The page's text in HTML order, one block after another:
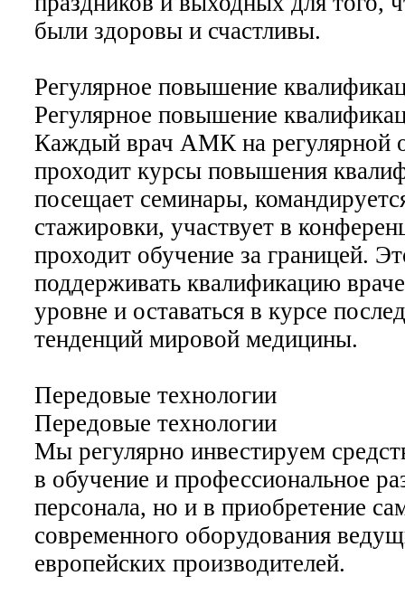
были здоровы и счастливы.
Регулярное повышение
Регулярное повышение
Каждый врач АМК на регулярной
проходит курсы повышения
посещает семинары,
стажировки, участвует в
проходит обучение за границей.
поддерживать квалификацию
уровне и оставаться в курсе
тенденций мировой медицины.
Передовые технологии
Передовые технологии
Мы регулярно инвестируем
в обучение и профессиональное
персонала, но и в приобретение
современного оборудования
европейских производителей.